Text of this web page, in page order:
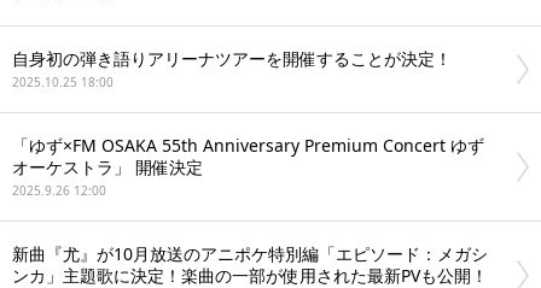
⾃⾝初の弾き語りアリーナツアーを開催することが決定！
2025.10.25 18:00
「ゆず×FM OSAKA 55th Anniversary Premium Concert ゆず
オーケストラ」 開催決定
2025.9.26 12:00
新曲『尤』が10月放送のアニポケ特別編「エピソード：メガシ
ンカ」主題歌に決定！楽曲の一部が使用された最新PVも公開！